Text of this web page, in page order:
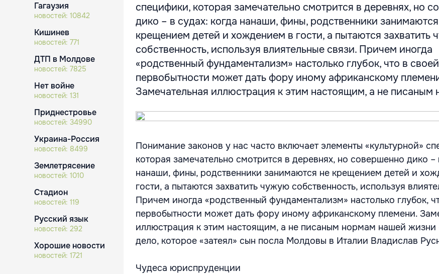
Гагаузия
новостей: 10842
Кишинев
новостей: 771
ДТП в Молдове
новостей: 7825
Нет войне
новостей: 131
Приднестровье
новостей: 34990
Украина-Россия
новостей: 8499
Землетрясение
новостей: 1010
Стадион
новостей: 119
Русский язык
новостей: 292
Хорошие новости
новостей: 1721
специфики, которая замечательно смотрится в деревнях, но
дико – в судах: когда нанаши, фины, родственники
крещением детей и хождением в гости, а пытаются захватить
собственность, используя влиятельные связи. Причем иногда
«родственный фундаментализм» настолько глубок, что в своей
первобытности может дать фору иному африканскому
Замечательная иллюстрация к этим настоящим, а не писаным
Понимание законов у нас часто включает элементы «культурной»
которая замечательно смотрится в деревнях, но совершенно дико –
нанаши, фины, родственники занимаются не крещением детей и
гости, а пытаются захватить чужую собственность, используя
Причем иногда «родственный фундаментализм» настолько глубок,
первобытности может дать фору иному африканскому племени.
иллюстрация к этим настоящим, а не писаным нормам нашей жизни
дело, которое «затеял» сын посла Молдовы в Италии Владислав
Чудеса юриспруденции